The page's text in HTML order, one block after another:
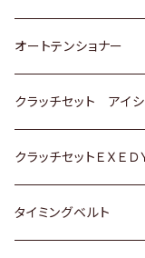
スバル
三菱
スバル
三菱
スバル
いすゞ
ダイハツ
マツダ
三菱
GOLF
ＷＡＧＥＮ
アストロ（シボレー）
クライスラー
ＷＡＧＥＮ
ＶＯＬＶＯ
ホンダ
スズキ
日産
ダイハツ
スズキ
ダイハツ
日産
ホンダ
オートテンショナー
トヨタ
クラッチセット アイ
ホンダ
スズキ
クラッチセットＥＸＥＤ
ホンダ
タイミングベルト